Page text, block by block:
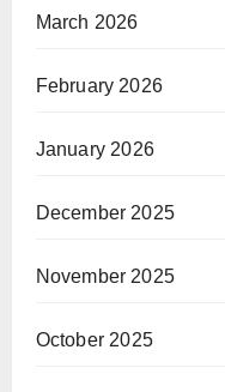
March 2026
February 2026
January 2026
December 2025
November 2025
October 2025